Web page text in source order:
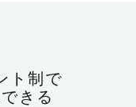
ト制で
きる